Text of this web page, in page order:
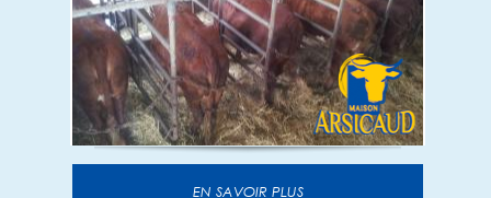
EN SAVOIR PLUS